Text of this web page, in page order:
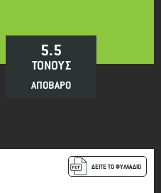
5.5
ΤΟΝΟΥΣ
ΑΠΟΒΑΡΟ
ΔΕΙΤΕ ΤΟ ΦΥΛΛΑΔΙΟ